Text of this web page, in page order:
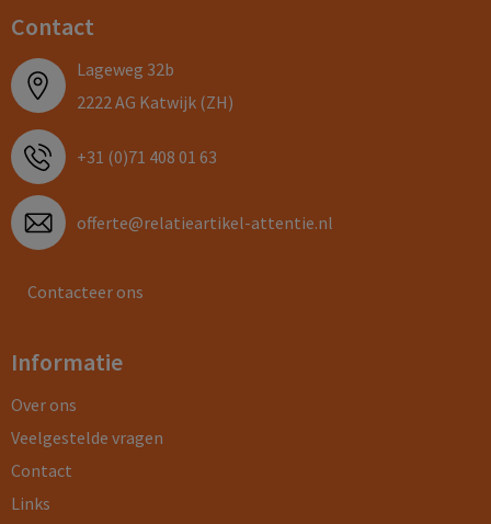
Contact
Lageweg 32b
2222 AG Katwijk (ZH)
+31 (0)71 408 01 63
offerte@relatieartikel-attentie.nl
Contacteer ons
Informatie
Over ons
Veelgestelde vragen
Contact
Links